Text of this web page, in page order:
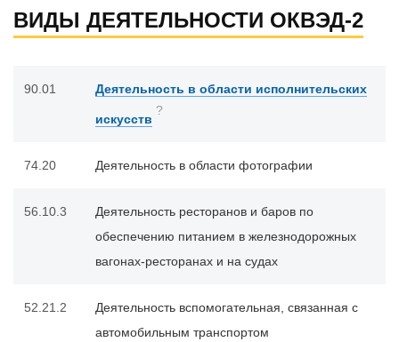
ВИДЫ ДЕЯТЕЛЬНОСТИ ОКВЭД-2
90.01 Деятельность в области исполнительских
искусств
?
74.20 Деятельность в области фотографии
56.10.3
Деятельность ресторанов и баров по
обеспечению питанием в железнодорожных
вагонах-ресторанах и на судах
52.21.2
Деятельность вспомогательная, связанная с
автомобильным транспортом